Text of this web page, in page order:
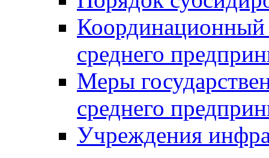
Координационный
среднего
Меры
среднего
Учреждения